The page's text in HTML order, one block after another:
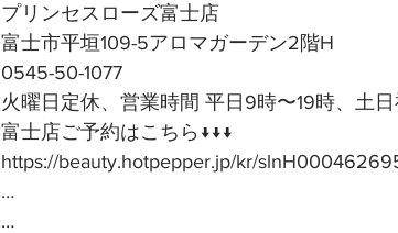
プリンセスローズ富士店
富士市平垣109-5アロマガーデン2階H
0545-50-1077
火曜日定休、営業時間 平日9時〜19時、土
富士店ご予約はこちら↓↓↓
https://beauty.hotpepper.jp/kr/
…
…